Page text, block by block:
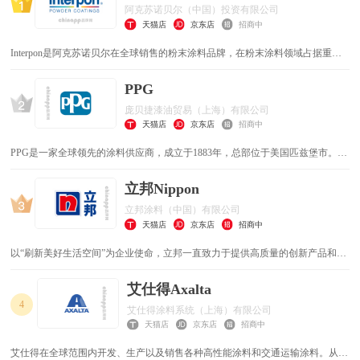
阿克苏诺贝尔（中国）投资有限公司
天猫店 京东店 招商中
Interpon是阿克苏诺贝尔在全球销售的粉末涂料品牌，在粉末涂料领域占据重要
筑、通用工业、功能、家具和IT等行业。
PPG
庞贝捷漆油贸易（上海）有限公司
天猫店 京东店 招商中
PPG是一家全球领先的涂料供应商，成立于1883年，总部位于美国匹兹堡市。
30.800名员工，是世界领先的交通工具用漆、工业、航天和包装用涂料制造商。
立邦Nippon
立邦涂料（中国）有限公司
天猫店 京东店 招商中
以“刷新美好生活空间”为企业使命，立邦一直致力于提供高质量的创新产品和服
的业务范围涵盖建筑领域和工业领域，包括装饰涂料、建筑工程涂料、汽车涂
料、船舶涂料、工业涂料、更多建筑材料（含美缝及胶粘剂、防水及瓷砖铺贴、
辅材工具等），以及立邦刷新服务。
4
艾仕得Axalta
艾仕得涂料系统（上海）有限公司
天猫店 京东店 招商中
艾仕得在全球范围内开发、生产以及销售各种高性能涂料和交通运输涂料。从全